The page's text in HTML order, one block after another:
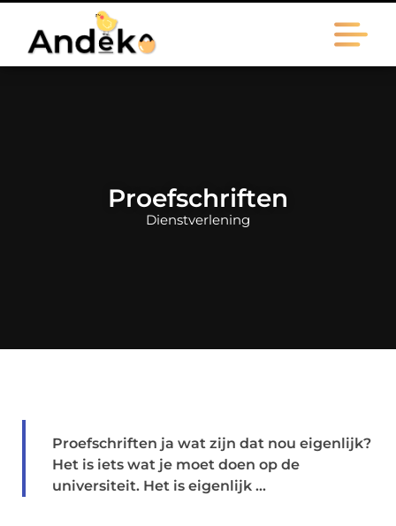
Proefschriften
Dienstverlening
Proefschriften ja wat zijn dat nou eigenlijk?
Het is iets wat je moet doen op de
universiteit. Het is eigenlijk ...